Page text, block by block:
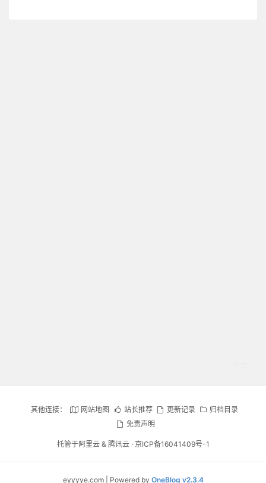
其他连接： 网站地图 站长推荐 更新记录
归档目录
免责声明
托管于阿里云& 腾讯云· 京ICP备16041409号-1
eyyyye.com | Powered by OneBlog v2.3.4